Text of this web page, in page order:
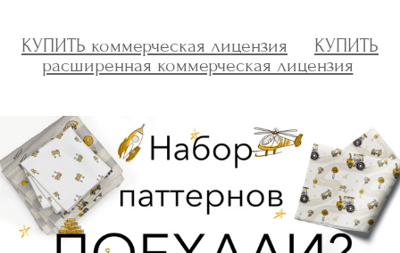
КУПИТЬ коммерческая лицензия
КУПИТЬ
расширенная коммерческая лицензия